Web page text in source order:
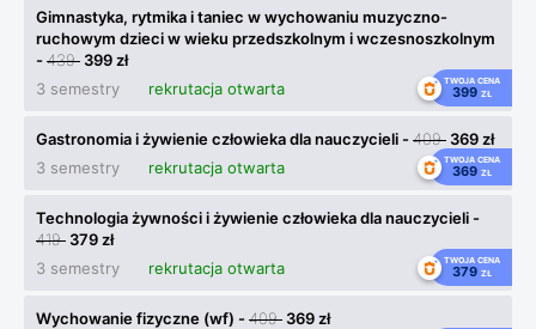
Gimnastyka, rytmika i taniec w wychowaniu muzyczno-
ruchowym dzieci w wieku przedszkolnym i wczesnoszkolnym
-439 399 zł
3 semestry
rekrutacja otwarta TWOJA CENA
399 ZŁ
Gastronomia i żywienie człowieka dla nauczycieli -409 369 zł
3 semestry
rekrutacja otwarta TWOJA CENA
369 ZŁ
Technologia żywności i żywienie człowieka dla nauczycieli -
419 379 zł
3 semestry
rekrutacja otwarta TWOJA CENA
379 ZŁ
Wychowanie fizyczne (wf) -409 369 zł